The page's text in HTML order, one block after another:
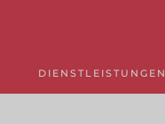
DIENSTLEISTUNGEN